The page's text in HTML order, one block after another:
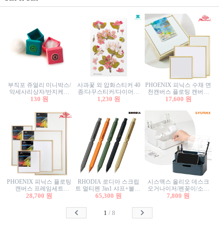
부직포 쥬얼리 미니박스/
악세사리상자/반지케이
스/반지상자/귀걸이상자/
130 원
사과꽃 외 압화스티커 40
종/다꾸스티커/다이어리
꾸미기/꽃스티커/자연물
1,230 원
PHOENIX 피닉스 수채 면
천캔버스 플로팅 캔버스
프레임세트 30x30cm/액자
17,600 원
PHOENIX 피닉스 플로팅
캔버스 프레임세트
50x50cm/액자캔버스/인테
28,700 원
RHODIA 로디아 스크립
트 멀티펜 3in1 샤프+볼펜/
무광택 알루미늄 육각배
65,300 원
시스맥스 올리오 데스크
오거나이저/펜꽂이/소품
꽂이/소품함/정리함/수납
7,800 원
1 / 8